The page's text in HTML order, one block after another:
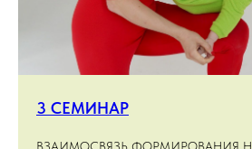
3 СЕМИНАР